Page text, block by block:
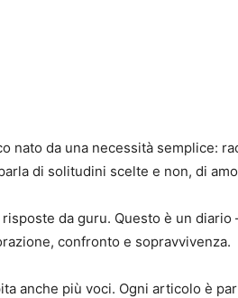
nato da una necessità semplice:
di solitudini scelte e non, di
da guru. Questo è un
confronto e sopravvivenza.
anche più voci. Ogni articolo è